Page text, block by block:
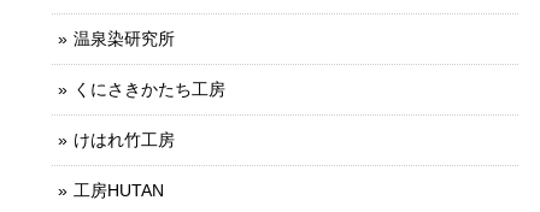
温泉染研究所
くにさきかたち工房
けはれ竹工房
工房HUTAN